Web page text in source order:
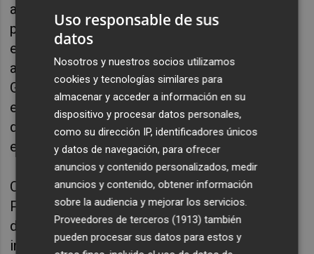
acción local durante todo el proceso de
presentación de solicitudes. "Muchos
emprendedores necesitan orientación y
apoyo técnico para dar el paso, y desde el
GAL trabajamos precisamente para facilitar
ese camino y que ninguna buena idea se
quede sin intentar salir adelante", ha
explicado.
Con este nuevo balance, el GAL Maestrat
Plana Alta reafirma su papel como agente
dinamizador del territorio, respaldando
iniciativas que contribuyen a generar
Uso responsable de sus
datos
Nosotros y nuestros socios utilizamos
cookies y tecnologías similares para
almacenar y acceder a información en su
dispositivo y procesar datos personales,
como su dirección IP, identificadores únicos
y datos de navegación, para ofrecer
anuncios y contenido personalizados, medir
anuncios y contenido, obtener información
sobre la audiencia y mejorar los servicios.
Proveedores de terceros (1913) también
pueden procesar sus datos para estos y